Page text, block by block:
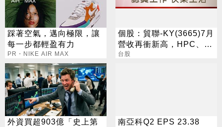
踩著空氣，邁向極限，讓
每一步都輕盈有力
PR・NIKE AIR MAX
個股：貿聯-KY(3665)7月
營收再衝新高，HPC、半
導體挹注長期成長動能
台股
外資買超903億「史上第
南亞科Q2 EPS 23.38